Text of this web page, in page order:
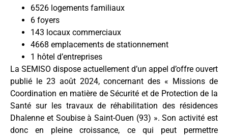
6526 logements familiaux
6 foyers
143 locaux commerciaux
4668 emplacements de stationnement
1 hôtel d’entreprises
La SEMISO dispose actuellement d’un appel d’offre ouvert
publié le 23 août 2024, concernant des « Missions de
Coordination en matière de Sécurité et de Protection de la
Santé sur les travaux de réhabilitation des résidences
Dhalenne et Soubise à Saint-Ouen (93) ». Son activité est
donc en pleine croissance, ce qui peut permettre